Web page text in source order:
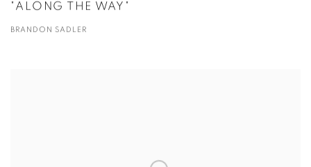
"ALONG THE WAY"
BRANDON SADLER